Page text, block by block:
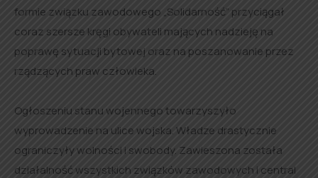
formie związku zawodowego „Solidarność” przyciągał
coraz szersze kręgi obywateli mających nadzieję na
poprawę sytuacji bytowej oraz na poszanowanie przez
rządzących praw człowieka.
Ogłoszeniu stanu wojennego towarzyszyło
wyprowadzenie na ulice wojska. Władze drastycznie
ograniczyły wolności i swobody. Zawieszona została
działalność wszystkich związków zawodowych i central